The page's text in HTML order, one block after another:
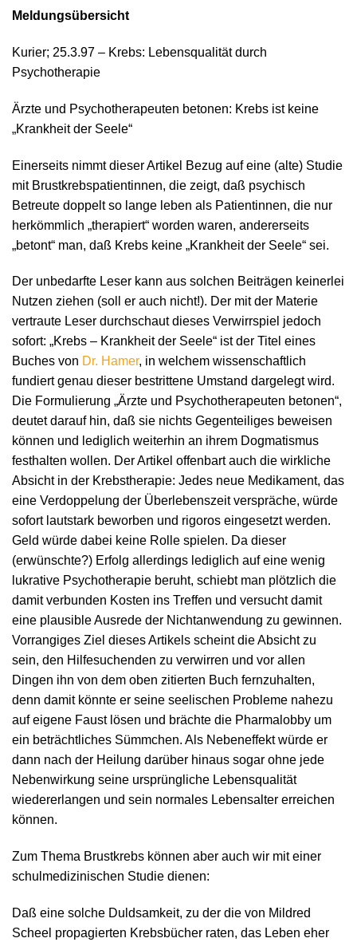
Meldungsübersicht
Kurier; 25.3.97 – Krebs: Lebensqualität durch
Psychotherapie
Ärzte und Psychotherapeuten betonen: Krebs ist keine
„Krankheit der Seele“
Einerseits nimmt dieser Artikel Bezug auf eine (alte) Studie
mit Brustkrebspatientinnen, die zeigt, daß psychisch
Betreute doppelt so lange leben als Patientinnen, die nur
herkömmlich „therapiert“ worden waren, andererseits
„betont“ man, daß Krebs keine „Krankheit der Seele“ sei.
Der unbedarfte Leser kann aus solchen Beiträgen keinerlei
Nutzen ziehen (soll er auch nicht!). Der mit der Materie
vertraute Leser durchschaut dieses Verwirrspiel jedoch
sofort: „Krebs – Krankheit der Seele“ ist der Titel eines
Buches von Dr. Hamer, in welchem wissenschaftlich
fundiert genau dieser bestrittene Umstand dargelegt wird.
Die Formulierung „Ärzte und Psychotherapeuten betonen“,
deutet darauf hin, daß sie nichts Gegenteiliges beweisen
können und lediglich weiterhin an ihrem Dogmatismus
festhalten wollen. Der Artikel offenbart auch die wirkliche
Absicht in der Krebstherapie: Jedes neue Medikament, das
eine Verdoppelung der Überlebenszeit verspräche, würde
sofort lautstark beworben und rigoros eingesetzt werden.
Geld würde dabei keine Rolle spielen. Da dieser
(erwünschte?) Erfolg allerdings lediglich auf eine wenig
lukrative Psychotherapie beruht, schiebt man plötzlich die
damit verbunden Kosten ins Treffen und versucht damit
eine plausible Ausrede der Nichtanwendung zu gewinnen.
Vorrangiges Ziel dieses Artikels scheint die Absicht zu
sein, den Hilfesuchenden zu verwirren und vor allen
Dingen ihn von dem oben zitierten Buch fernzuhalten,
denn damit könnte er seine seelischen Probleme nahezu
auf eigene Faust lösen und brächte die Pharmalobby um
ein beträchtliches Sümmchen. Als Nebeneffekt würde er
dann nach der Heilung darüber hinaus sogar ohne jede
Nebenwirkung seine ursprüngliche Lebensqualität
wiedererlangen und sein normales Lebensalter erreichen
können.
Zum Thema Brustkrebs können aber auch wir mit einer
schulmedizinischen Studie dienen:
Daß eine solche Duldsamkeit, zu der die von Mildred
Scheel propagierten Krebsbücher raten, das Leben eher